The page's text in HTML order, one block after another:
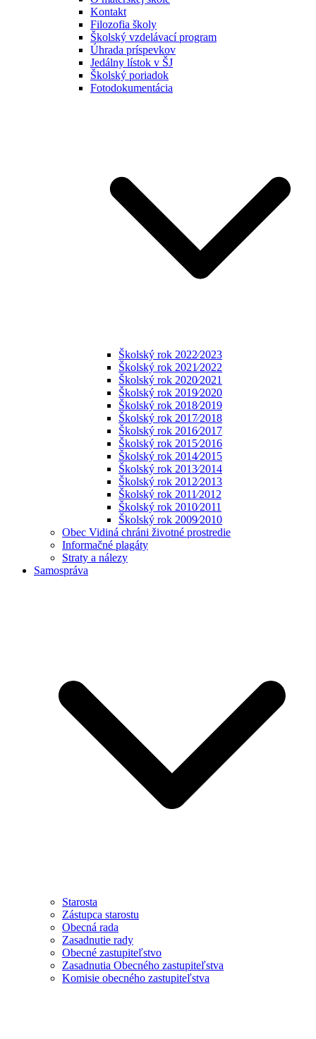
Kontakt
Filozofia školy
Školský vzdelávací program
Úhrada príspevkov
Jedálny lístok v ŠJ
Školský poriadok
Fotodokumentácia
Školský rok 2022⁄2023
Školský rok 2021⁄2022
Školský rok 2020⁄2021
Školský rok 2019⁄2020
Školský rok 2018⁄2019
Školský rok 2017⁄2018
Školský rok 2016⁄2017
Školský rok 2015⁄2016
Školský rok 2014⁄2015
Školský rok 2013⁄2014
Školský rok 2012⁄2013
Školský rok 2011⁄2012
Školský rok 2010⁄2011
Školský rok 2009⁄2010
Obec Vidiná chráni životné prostredie
Informačné plagáty
Straty a nálezy
Samospráva
Starosta
Zástupca starostu
Obecná rada
Zasadnutie rady
Obecné zastupiteľstvo
Zasadnutia Obecného zastupiteľstva
Komisie obecného zastupiteľstva